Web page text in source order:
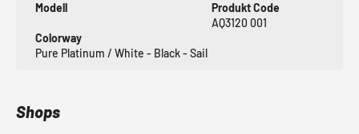
Modell
Produkt Code
AQ3120 001
Colorway
Pure Platinum / White - Black - Sail
Shops